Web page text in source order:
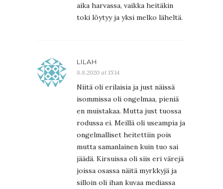
aika harvassa, vaikka heitäkin
toki löytyy ja yksi melko läheltä.
LILAH
8.8.2020 at 15:14
Niitä oli erilaisia ja just näissä
isommissa oli ongelmaa, pieniä
en muistakaa. Mutta just tuossa
rodussa ei. Meillä oli useampia ja
ongelmalliset heitettiin pois
mutta samanlainen kuin tuo sai
jäädä. Kirsuissa oli siis eri värejä
joissa osassa näitä myrkkyjä ja
silloin oli ihan kuvaa mediassa